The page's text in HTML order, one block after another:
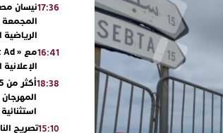
17:36نيسان
المجمعة
16:41
18:38
استثنائية
15:10تصريح